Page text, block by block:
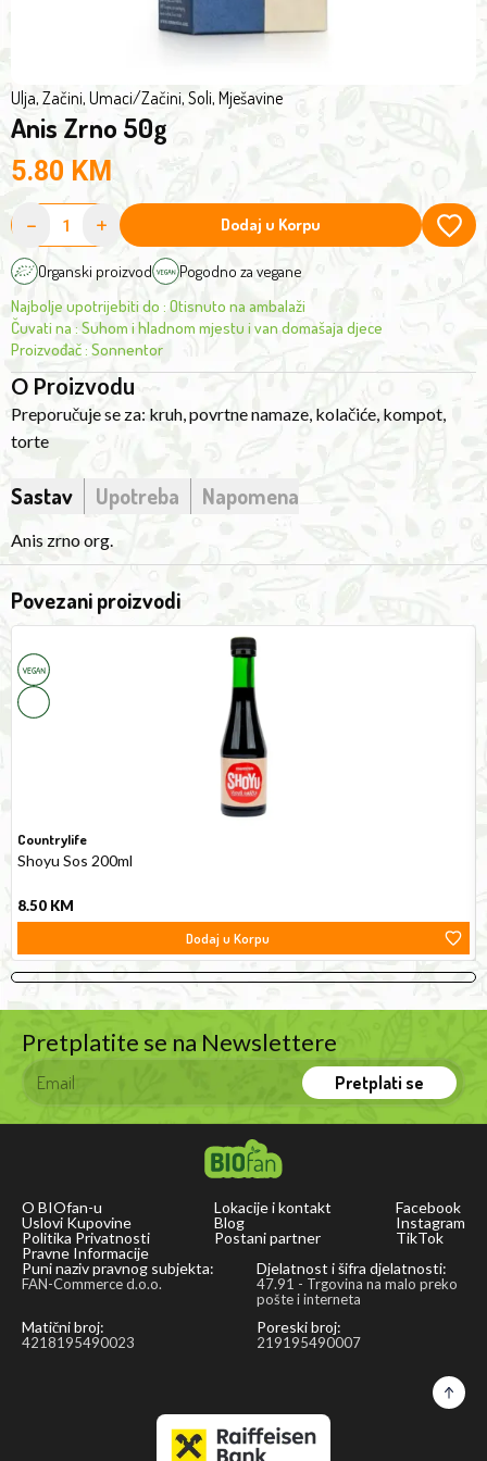
Ulja, Začini, Umaci/Začini, Soli, Mješavine
Anis Zrno 50g
5.80 KM
O Proizvodu
Preporučuje se za: kruh, povrtne namaze, kolačiće, kompot,
torte
- + Dodaj u Korpu
Organski proizvod Pogodno za vegane
Najbolje upotrijebiti do : Otisnuto na ambalaži
Čuvati na : Suhom i hladnom mjestu i van domašaja djece
Proizvođač: Sonnentor
Sastav Upotreba Napomena
Anis zrno org.
Povezani proizvodi
Countrylife
Shoyu Sos 200ml
200ml
8.50 KM
Dodaj u Korpu
Pretplatite se na Newslettere
Pretplati se
O BIOfan-u
Uslovi Kupovine
Politika Privatnosti
Lokacije i kontakt
Blog
Postani partner
Facebook
Instagram
TikTok
Pravne Informacije
Puni naziv pravnog subjekta:
FAN-Commerce d.o.o.
Djelatnost i šifra djelatnosti:
47.91 - Trgovina na malo preko
pošte i interneta
Matični broj:
4218195490023
Poreski broj:
219195490007